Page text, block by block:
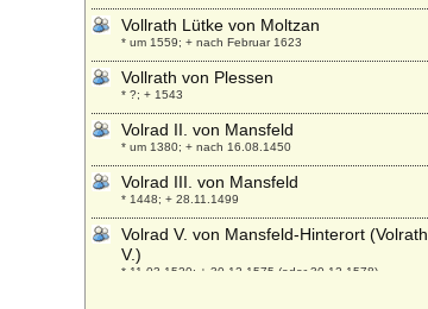
Vollrath Lütke von Moltzan
* um 1559; + nach Februar 1623
Vollrath von Plessen
* ?; + 1543
Volrad II. von Mansfeld
* um 1380; + nach 16.08.1450
Volrad III. von Mansfeld
* 1448; + 28.11.1499
Volrad V. von Mansfeld-Hinterort (Volrath
V.)
* 11.03.1520; + 30.12.1575 (oder 30.12.1578)